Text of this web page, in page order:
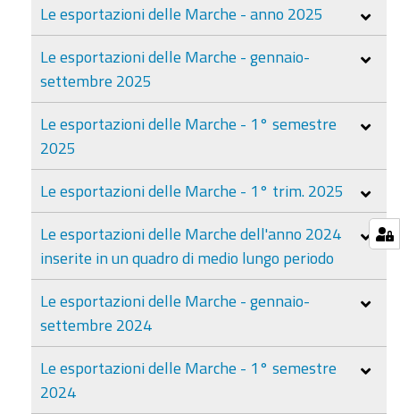
Le esportazioni delle Marche - anno 2025
Le esportazioni delle Marche - gennaio-
settembre 2025
Le esportazioni delle Marche - 1° semestre
2025
Le esportazioni delle Marche - 1° trim. 2025
Le esportazioni delle Marche dell'anno 2024
inserite in un quadro di medio lungo periodo
Le esportazioni delle Marche - gennaio-
settembre 2024
Le esportazioni delle Marche - 1° semestre
2024